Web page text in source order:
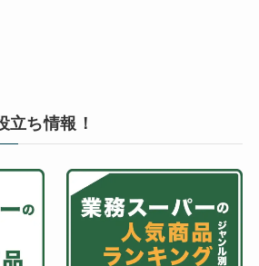
立ち情報！